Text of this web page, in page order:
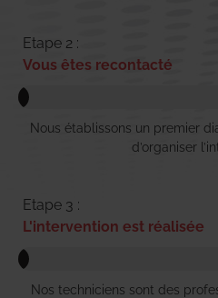
Etape 2 :
Vous êtes recontacté
Nous établissons un premier
d’organiser
Etape 3 :
L'intervention est réalisée
Nos techniciens sont des